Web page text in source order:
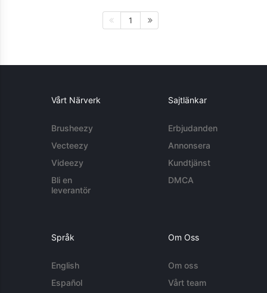
1
Vårt Närverk
Brusheezy
Vecteezy
Videezy
Bli en
leverantör
Sajtlänkar
Erbjudanden
Annonsera
Kundtjänst
DMCA
Språk
English
Español
Om Oss
Om oss
Vårt team